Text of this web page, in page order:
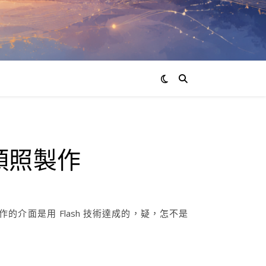
照製作
的介面是用 Flash 技術達成的，疑，怎不是